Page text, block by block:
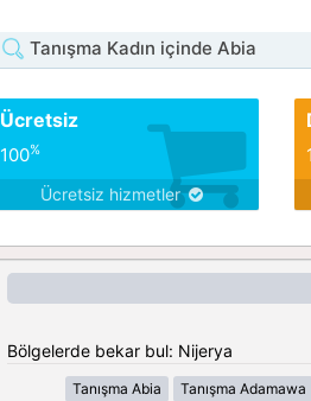
Tanışma Kadın içinde Abia
Ücretsiz
100%
Ücretsiz hizmetler
Bölgelerde bekar bul: Nijerya
Tanışma Abia Tanışma Adamawa